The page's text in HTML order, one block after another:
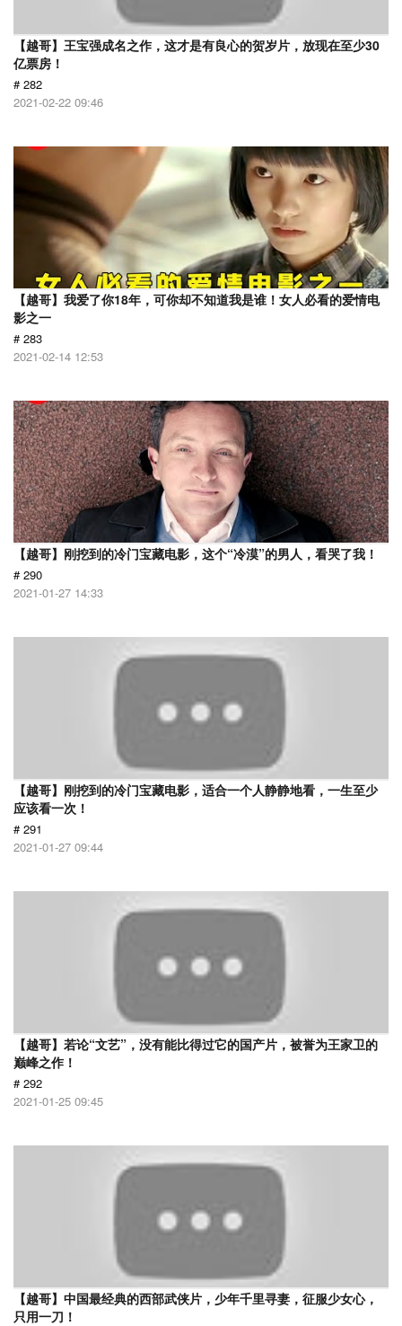
【越哥】王宝强成名之作，这才是有良心的贺岁片，放现在至少30
亿票房！
# 282
2021-02-22 09:46
【越哥】我爱了你18年，可你却不知道我是谁！女人必看的爱情电
影之一
# 283
2021-02-14 12:53
【越哥】刚挖到的冷门宝藏电影，这个“冷漠”的男人，看哭了我！
# 290
2021-01-27 14:33
【越哥】刚挖到的冷门宝藏电影，适合一个人静静地看，一生至少
应该看一次！
# 291
2021-01-27 09:44
【越哥】若论“文艺”，没有能比得过它的国产片，被誉为王家卫的
巅峰之作！
# 292
2021-01-25 09:45
【越哥】中国最经典的西部武侠片，少年千里寻妻，征服少女心，
只用一刀！